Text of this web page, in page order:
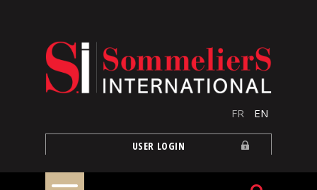
FR EN
USER LOGIN